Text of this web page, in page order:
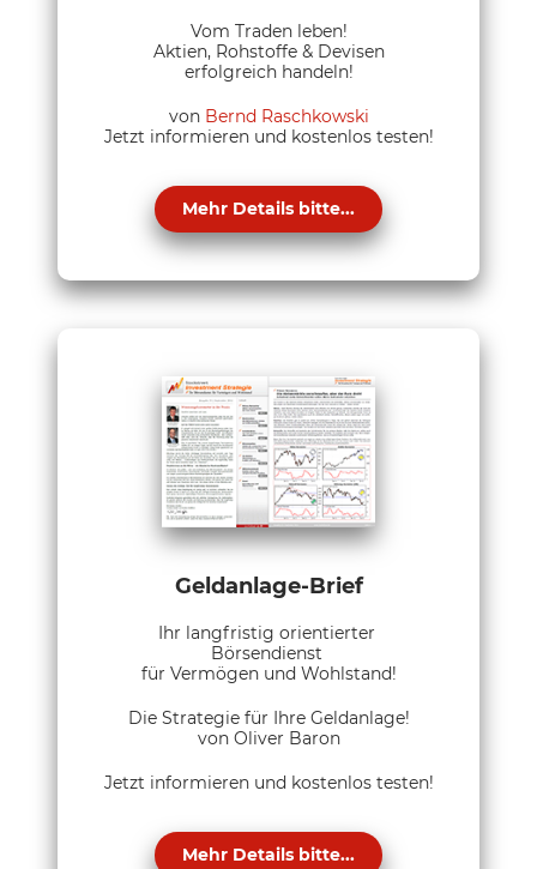
Vom Traden leben!
Aktien, Rohstoffe & Devisen
erfolgreich handeln!
von Bernd Raschkowski
Jetzt informieren und kostenlos testen!
Mehr Details bitte...
Geldanlage-Brief
Ihr langfristig orientierter
Börsendienst
für Vermögen und Wohlstand!
Die Strategie für Ihre Geldanlage!
von Oliver Baron
Jetzt informieren und kostenlos testen!
Mehr Details bitte...